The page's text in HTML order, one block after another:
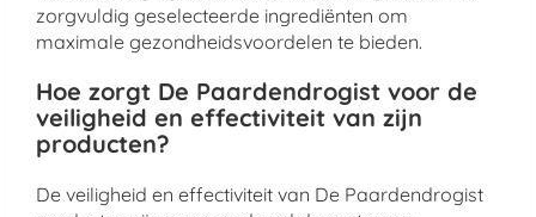
zorgvuldig geselecteerde ingrediënten om
maximale gezondheidsvoordelen te bieden.
Hoe zorgt De Paardendrogist voor de
veiligheid en effectiviteit van zijn
producten?
De veiligheid en effectiviteit van De Paardendrogist